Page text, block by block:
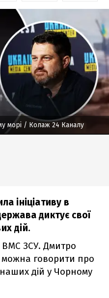
морі / Колаж 24 Каналу
ініціативу в
диктує свої
дій.
ЗСУ. Дмитро
можна говорити про
дій у Чорному